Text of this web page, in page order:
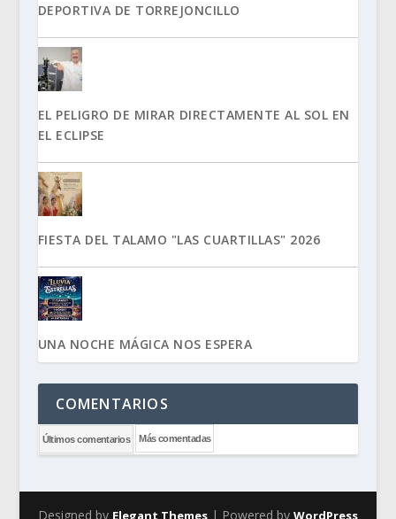
DEPORTIVA DE TORREJONCILLO
EL PELIGRO DE MIRAR DIRECTAMENTE AL SOL EN
EL ECLIPSE
FIESTA DEL TALAMO "LAS CUARTILLAS" 2026
UNA NOCHE MÁGICA NOS ESPERA
COMENTARIOS
Últimos comentarios Más comentadas
Designed by Elegant Themes| Powered by WordPress